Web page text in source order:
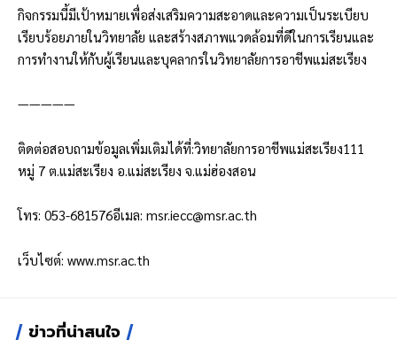
กิจกรรมนี้มีเป้าหมายเพื่อส่งเสริมความสะอาดและความเป็นระเบียบ
เรียบร้อยภายในวิทยาลัย และสร้างสภาพแวดล้อมที่ดีในการเรียนและ
การทำงานให้กับผู้เรียนและบุคลากรในวิทยาลัยการอาชีพแม่สะเรียง
—————
ติดต่อสอบถามข้อมูลเพิ่มเติมได้ที่:วิทยาลัยการอาชีพแม่สะเรียง111
หมู่ 7 ต.แม่สะเรียง อ.แม่สะเรียง จ.แม่ฮ่องสอน
โทร: 053-681576อีเมล: msr.iecc@msr.ac.th
เว็บไซต์: www.msr.ac.th
ข่าวที่น่าสนใจ